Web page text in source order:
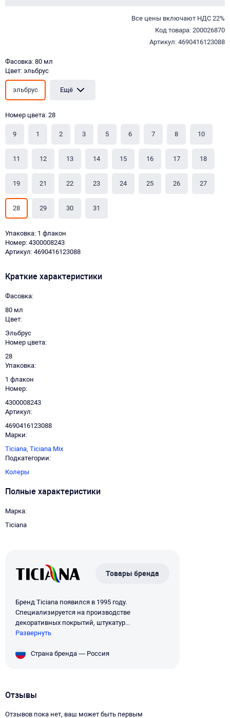
Все цены включают НДС 22%
Код товара: 200026870
Артикул: 4690416123088
Фасовка: 80 мл
Цвет: эльбрус
эльбрус Ещё
Номер цвета: 28
9 1 2 3 5 6 7 8 10
11 12 13 14 15 16 17 18
19 21 22 23 24 25 26 27
28 29 30 31
Упаковка: 1 флакон
Номер: 4300008243
Артикул: 4690416123088
Краткие характеристики
Фасовка
80 мл
Цвет
Эльбрус
Номер цвета
28
Упаковка
1 флакон
Номер
4300008243
Артикул
4690416123088
Марки
Ticiana, Ticiana Mix
Подкатегории
Колеры
Полные характеристики
Марка
Ticiana
Товары бренда
Бренд Ticiana появился в 1995 году.
Специализируется на производстве
декоративных покрытий, штукатур...
Развернуть
Страна бренда — Россия
Отзывы
Отзывов пока нет, ваш может быть первым